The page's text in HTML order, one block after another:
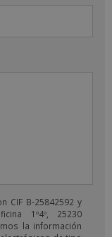
CIF B-25842592 y
1º4º, 25230
la información